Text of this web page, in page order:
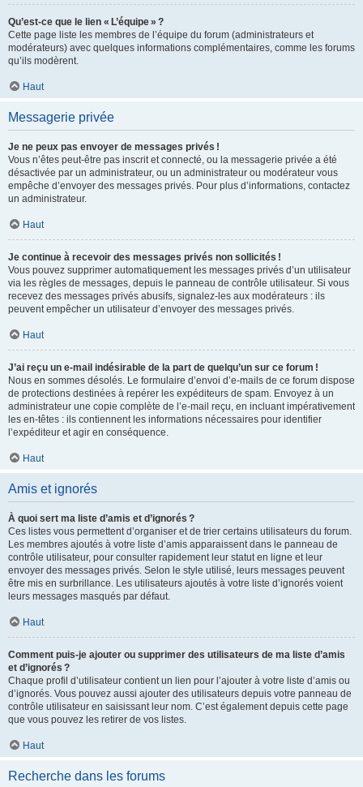
Qu’est-ce que le lien « L’équipe » ?
Cette page liste les membres de l’équipe du forum (administrateurs et
modérateurs) avec quelques informations complémentaires, comme les forums
qu’ils modèrent.
Haut
Messagerie privée
Je ne peux pas envoyer de messages privés !
Vous n’êtes peut-être pas inscrit et connecté, ou la messagerie privée a été
désactivée par un administrateur, ou un administrateur ou modérateur vous
empêche d’envoyer des messages privés. Pour plus d’informations, contactez
un administrateur.
Haut
Je continue à recevoir des messages privés non sollicités !
Vous pouvez supprimer automatiquement les messages privés d’un utilisateur
via les règles de messages, depuis le panneau de contrôle utilisateur. Si vous
recevez des messages privés abusifs, signalez-les aux modérateurs : ils
peuvent empêcher un utilisateur d’envoyer des messages privés.
Haut
J’ai reçu un e-mail indésirable de la part de quelqu’un sur ce forum !
Nous en sommes désolés. Le formulaire d’envoi d’e-mails de ce forum dispose
de protections destinées à repérer les expéditeurs de spam. Envoyez à un
administrateur une copie complète de l’e-mail reçu, en incluant impérativement
les en-têtes : ils contiennent les informations nécessaires pour identifier
l’expéditeur et agir en conséquence.
Haut
Amis et ignorés
À quoi sert ma liste d’amis et d’ignorés ?
Ces listes vous permettent d’organiser et de trier certains utilisateurs du forum.
Les membres ajoutés à votre liste d’amis apparaissent dans le panneau de
contrôle utilisateur, pour consulter rapidement leur statut en ligne et leur
envoyer des messages privés. Selon le style utilisé, leurs messages peuvent
être mis en surbrillance. Les utilisateurs ajoutés à votre liste d’ignorés voient
leurs messages masqués par défaut.
Haut
Comment puis-je ajouter ou supprimer des utilisateurs de ma liste d’amis
et d’ignorés ?
Chaque profil d’utilisateur contient un lien pour l’ajouter à votre liste d’amis ou
d’ignorés. Vous pouvez aussi ajouter des utilisateurs depuis votre panneau de
contrôle utilisateur en saisissant leur nom. C’est également depuis cette page
que vous pouvez les retirer de vos listes.
Haut
Recherche dans les forums